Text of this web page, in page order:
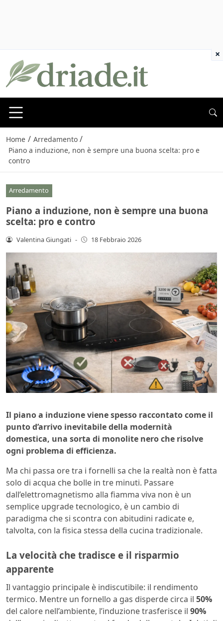
Home / Arredamento /
Piano a induzione, non è sempre una buona scelta: pro e
contro
Arredamento
Piano a induzione, non è sempre una buona
scelta: pro e contro
Valentina Giungati - 18 Febbraio 2026
Il piano a induzione viene spesso raccontato come il
punto d’arrivo inevitabile della modernità
domestica, una sorta di monolite nero che risolve
ogni problema di efficienza.
Ma chi passa ore tra i fornelli sa che la realtà non è fatta
solo di acqua che bolle in tre minuti. Passare
dall’elettromagnetismo alla fiamma viva non è un
semplice upgrade tecnologico, è un cambio di
paradigma che si scontra con abitudini radicate e,
talvolta, con la fisica stessa della cucina tradizionale.
La velocità che tradisce e il risparmio
apparente
Il vantaggio principale è indiscutibile: il rendimento
termico. Mentre un fornello a gas disperde circa il 50%
del calore nell’ambiente, l’induzione trasferisce il 90%
×